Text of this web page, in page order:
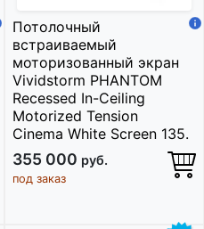
Потолочный
встраиваемый
моторизованный экран
Vividstorm PHANTOM
Recessed In-Ceiling
Motorized Tension
Cinema White Screen 135.
355 000 руб.
под заказ